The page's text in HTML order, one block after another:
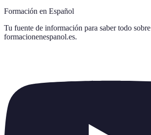
Formación en Español
Tu fuente de información para saber todo sobre
formacionenespanol.es.